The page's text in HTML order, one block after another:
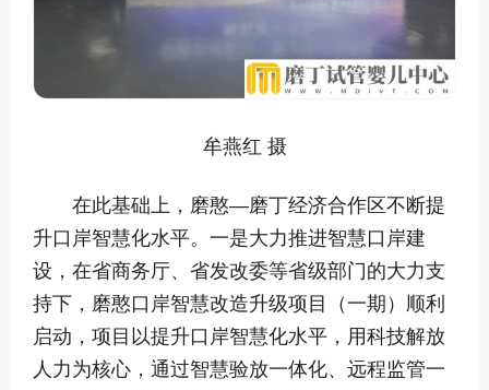
牟燕红 摄
在此基础上，磨憨—磨丁经济合作区不断提
升口岸智慧化水平。一是大力推进智慧口岸建
设，在省商务厅、省发改委等省级部门的大力支
持下，磨憨口岸智慧改造升级项目（一期）顺利
启动，项目以提升口岸智慧化水平，用科技解放
人力为核心，通过智慧验放一体化、远程监管一